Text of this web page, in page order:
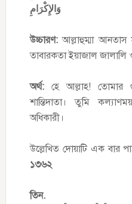
وَالإِكْرَامِ
উচ্চারণ:আল্লাহুম্মা আনতাস
তাবারকতা ইয়াজাল জালালি
অর্থ: হে আল্লাহ! তোমার
শান্তিদাতা। তুমি
অধিকারী।
‍উল্লেখিত দোয়াটি এক বার
১৩৬২
তিন.